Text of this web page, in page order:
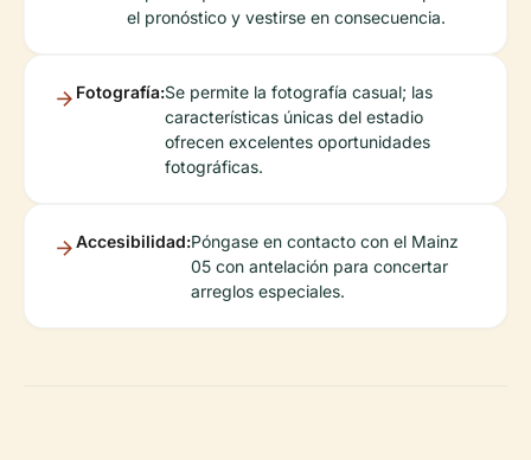
el pronóstico y vestirse en consecuencia.
Fotografía:Se permite la fotografía casual; las
características únicas del estadio
ofrecen excelentes oportunidades
fotográficas.
Accesibilidad:Póngase en contacto con el Mainz
05 con antelación para concertar
arreglos especiales.